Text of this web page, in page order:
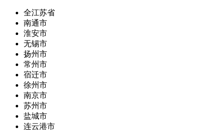
全江苏省
南通市
淮安市
无锡市
扬州市
常州市
宿迁市
徐州市
南京市
苏州市
盐城市
连云港市